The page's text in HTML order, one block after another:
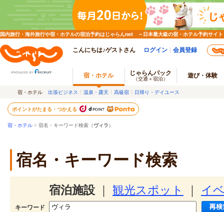
国内旅行・海外旅行や宿・ホテルの宿泊予約はじゃらんnet ～日本最大級の宿・ホテル予約サイト
こんにちは♪ゲストさん ログイン 会員登録
宿・ホテル じゃらんパック
（交通＋宿泊） 遊び・体験
宿・ホテル 出張ビジネス 温泉・露天 高級宿 日帰り・デイユース
ポイントがたまる・つかえる
宿・ホテル > 宿名・キーワード検索（ヴィラ）
宿名・キーワード検索
宿泊施設 観光スポット イ
キーワード